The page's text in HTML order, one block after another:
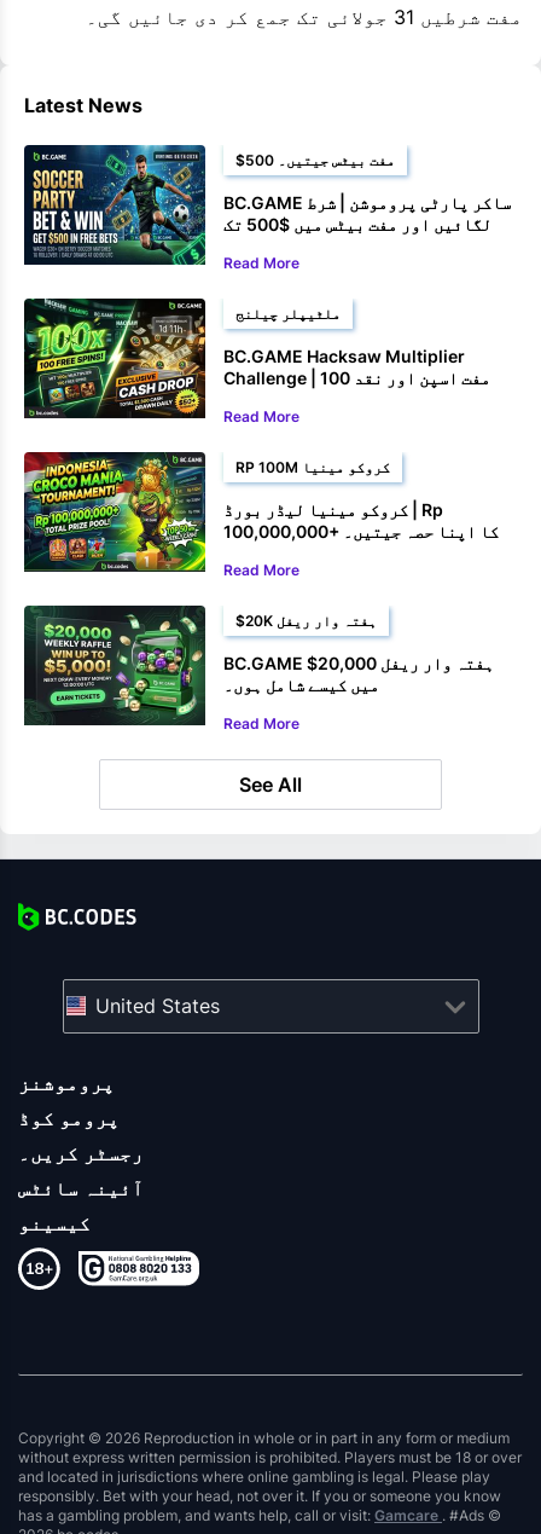
مفت شرطیں 31 جولائی تک جمع کر دی جائیں گی۔
Latest News
$500 مفت بیٹس جیتیں۔
BC.GAME ساکر پارٹی پروموشن | شرط
لگائیں اور مفت بیٹس میں $500 تک
Read More
ملٹیپلر چیلنج
BC.GAME Hacksaw Multiplier
Challenge | 100 مفت اسپن اور نقد
Read More
RP 100M کروکو مینیا
کروکو مینیا لیڈر بورڈ | Rp
100,000,000+ کا اپنا حصہ جیتیں۔
Read More
$20K ہفتہ وار ریفل
BC.GAME $20,000 ہفتہ وار ریفل
میں کیسے شامل ہوں۔
Read More
See All
پروموشنز
پرومو کوڈ
رجسٹر کریں۔
آئینہ سائٹس
کیسینو
United States
Copyright © 2026 Reproduction in whole or in part in any form or medium
without express written permission is prohibited. Players must be 18 or over
and located in jurisdictions where online gambling is legal. Please play
responsibly. Bet with your head, not over it. If you or someone you know
has a gambling problem, and wants help, call or visit: Gamcare . #Ads ©